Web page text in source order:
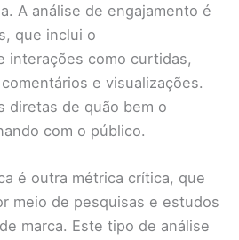
A análise de engajamento é
que inclui o
interações como curtidas,
e visualizações.
diretas de quão bem o
com o público.
é outra métrica crítica, que
meio de pesquisas e estudos
marca. Este tipo de análise